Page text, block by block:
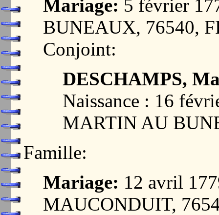
Mariage: 5 février
BUNEAUX, 76540,
Conjoint:
DESCHAMPS,
Naissance : 16
MARTIN AU
Famille:
Mariage: 12 avril
MAUCONDUIT,